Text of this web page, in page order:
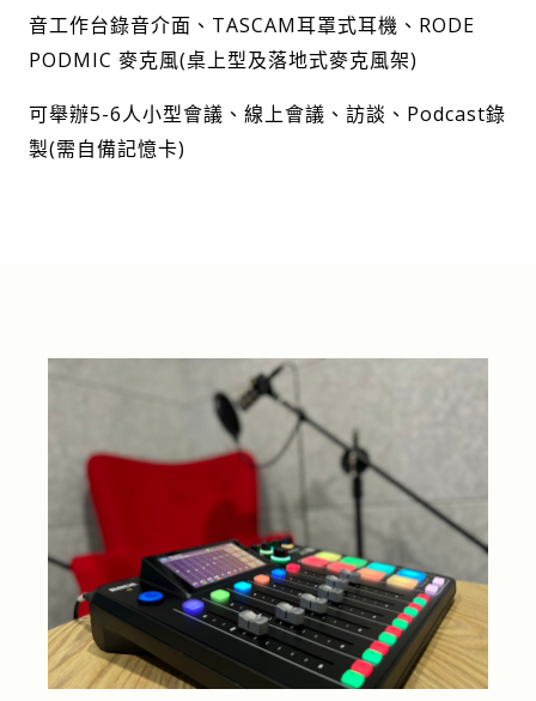
音工作台錄音介面、TASCAM耳罩式耳機、RODE
PODMIC 麥克風(桌上型及落地式麥克風架)
可舉辦5-6人小型會議、線上會議、訪談、Podcast錄
製(需自備記憶卡)